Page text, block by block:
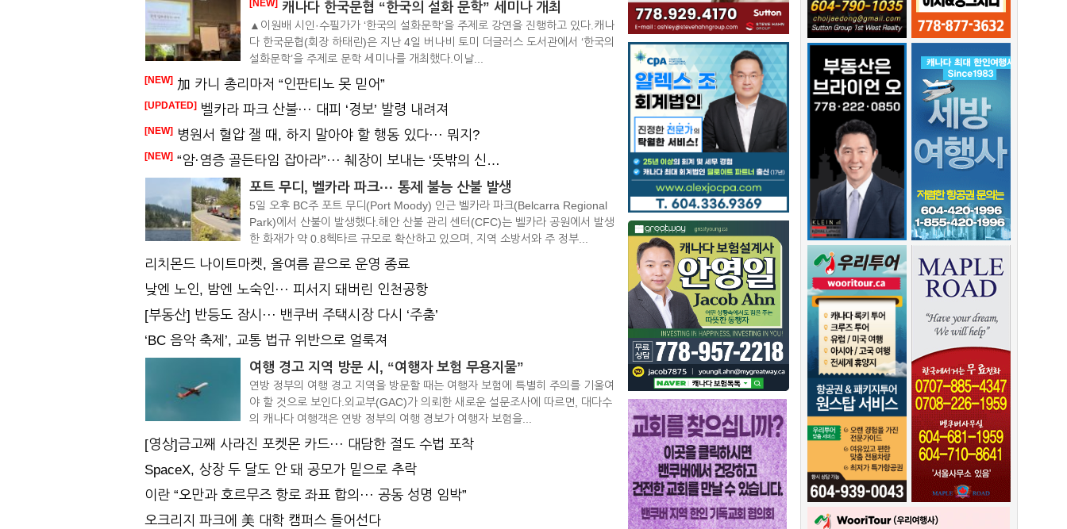
[NEW] 캐나다 한국문협 “한국의 설화 문학” 세미나 개최
▲이원배 시인·수필가가 ‘한국의 설화문학’을 주제로 강연을 진행하고 있다.캐나
다 한국문협(회장 하태린)은 지난 4일 버나비 토미 더글러스 도서관에서 ‘한국의
설화문학’을 주제로 문학 세미나를 개최했다.이날...
[NEW] 加 카니 총리마저 “인판티노 못 믿어”
[UPDATED] 벨카라 파크 산불··· 대피 ‘경보’ 발령 내려져
[NEW] 병원서 혈압 잴 때, 하지 말아야 할 행동 있다··· 뭐지?
[NEW] “암·염증 골든타임 잡아라”··· 췌장이 보내는 ‘뜻밖의 신호’ 3가지
포트 무디, 벨카라 파크··· 통제 불능 산불 발생
5일 오후 BC주 포트 무디(Port Moody) 인근 벨카라 파크(Belcarra Regional
Park)에서 산불이 발생했다.해안 산불 관리 센터(CFC)는 벨카라 공원에서 발생
한 화재가 약 0.8헥타르 규모로 확산하고 있으며, 지역 소방서와 주 정부...
리치몬드 나이트마켓, 올여름 끝으로 운영 종료
낮엔 노인, 밤엔 노숙인··· 피서지 돼버린 인천공항
[부동산] 반등도 잠시··· 밴쿠버 주택시장 다시 ‘주춤’
‘BC 음악 축제’, 교통 법규 위반으로 얼룩져
여행 경고 지역 방문 시, “여행자 보험 무용지물”
연방 정부의 여행 경고 지역을 방문할 때는 여행자 보험에 특별히 주의를 기울여
야 할 것으로 보인다.외교부(GAC)가 의뢰한 새로운 설문조사에 따르면, 대다수
의 캐나다 여행객은 연방 정부의 여행 경보가 여행자 보험을...
[영상]금고째 사라진 포켓몬 카드··· 대담한 절도 수법 포착
SpaceX, 상장 두 달도 안 돼 공모가 밑으로 추락
이란 “오만과 호르무즈 항로 좌표 합의··· 공동 성명 임박”
오크리지 파크에 美 대학 캠퍼스 들어선다